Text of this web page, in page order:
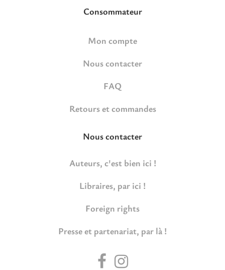
Consommateur
Mon compte
Nous contacter
FAQ
Retours et commandes
Nous contacter
Auteurs, c'est bien ici !
Libraires, par ici !
Foreign rights
Presse et partenariat, par là !